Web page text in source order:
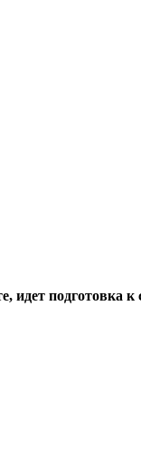
идет подготовка